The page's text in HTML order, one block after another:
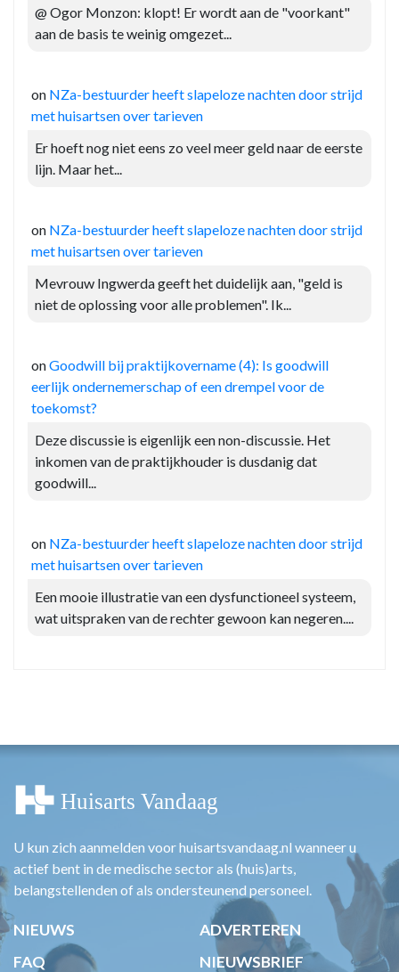
@ Ogor Monzon: klopt! Er wordt aan de "voorkant"
aan de basis te weinig omgezet...
on NZa-bestuurder heeft slapeloze nachten door strijd
met huisartsen over tarieven
Er hoeft nog niet eens zo veel meer geld naar de eerste
lijn. Maar het...
on NZa-bestuurder heeft slapeloze nachten door strijd
met huisartsen over tarieven
Mevrouw Ingwerda geeft het duidelijk aan, "geld is
niet de oplossing voor alle problemen". Ik...
onGoodwill bij praktijkovername (4): Is goodwill
eerlijk ondernemerschap of een drempel voor de
toekomst?
Deze discussie is eigenlijk een non-discussie. Het
inkomen van de praktijkhouder is dusdanig dat
goodwill...
on NZa-bestuurder heeft slapeloze nachten door strijd
met huisartsen over tarieven
Een mooie illustratie van een dysfunctioneel systeem,
wat uitspraken van de rechter gewoon kan negeren....
U kun zich aanmelden voor huisartsvandaag.nl wanneer u
actief bent in de medische sector als (huis)arts,
belangstellenden of als ondersteunend personeel.
NIEUWS
ADVERTEREN
FAQ
NIEUWSBRIEF